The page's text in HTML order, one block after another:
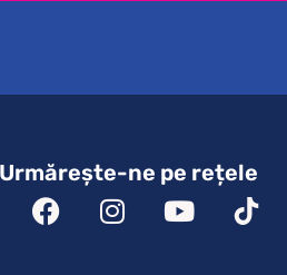
Urmărește-ne pe rețele